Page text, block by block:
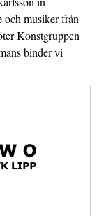
och musiker från
Konstgruppen
binder vi